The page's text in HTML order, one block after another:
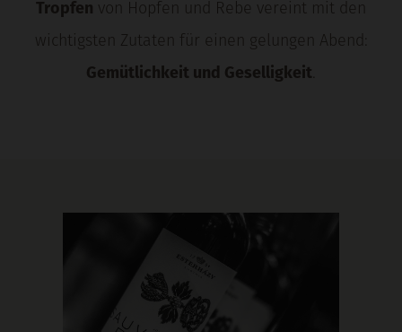
Tropfen von Hopfen und Rebe vereint mit den
wichtigsten Zutaten für einen gelungen Abend:
Gemütlichkeit und Geselligkeit